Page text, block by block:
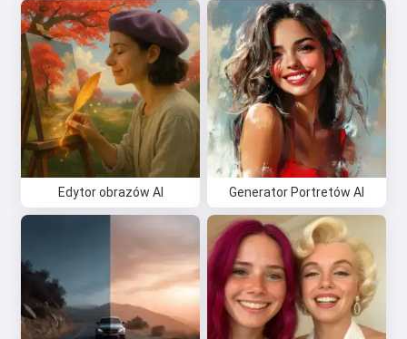
Edytor obrazów AI Generator Portretów AI